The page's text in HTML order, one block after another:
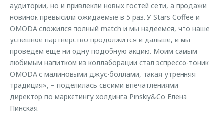
аудитории, но и привлекли новых гостей сети, а продажи
новинок превысили ожидаемые в 5 раз. У Stars Coffee и
OMODA сложился полный match и мы надеемся, что наше
успешное партнерство продолжится и дальше, и мы
проведем еще ни одну подобную акцию. Моим самым
любимым напитком из коллаборации стал эспрессо-тоник
OMODA с малиновыми джус-боллами, такая утренняя
традиция», – поделилась своими впечатлениями
директор по маркетингу холдинга Pinskiy&Co Елена
Пинская.